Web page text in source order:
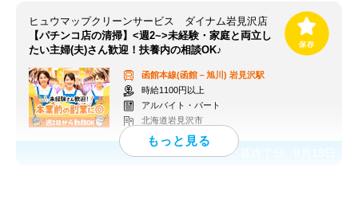
ヒュウマップクリーンサービス ダイナム岩見沢店
【パチンコ店の清掃】<週2~>未経験・家庭と両立し
たい主婦(夫)さん歓迎！扶養内の相談OK♪
函館本線(函館－旭川) 岩見沢駅
時給1100円以上
アルバイト・パート
北海道岩見沢市
応募終了日：